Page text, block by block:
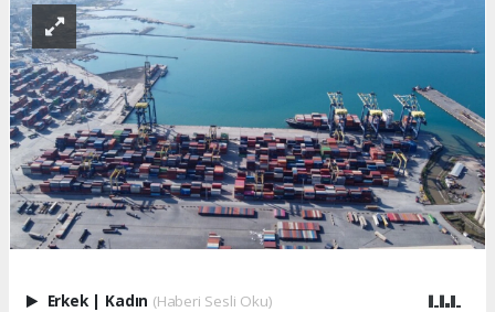
Erkek | Kadın (Haberi Sesli Oku)